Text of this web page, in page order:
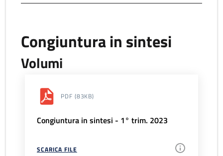
Congiuntura in sintesi
Volumi
PDF (83KB)
Congiuntura in sintesi - 1° trim. 2023
SCARICA FILE